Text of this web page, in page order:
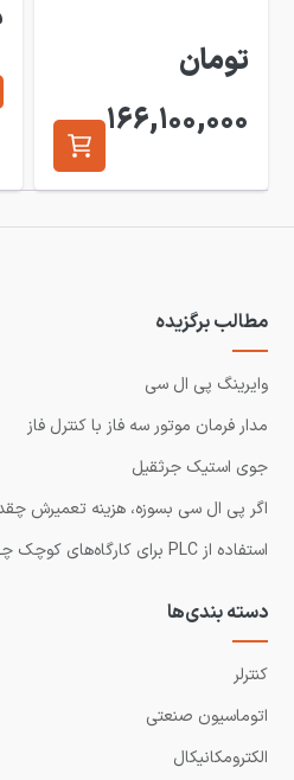
تومان
166,100,000
مطالب برگزیده
وایرینگ پی ال سی
مدار فرمان موتور سه فاز با کنترل فاز
جوی استیک جرثقیل
اگر پی ال سی بسوزه، هزینه تعمیرش
استفاده از PLC برای کارگاه‌های کوچک چقدر هزینه داره؟
دسته بندی‌ها
کنترلر
اتوماسیون صنعتی
الکترومکانیکال